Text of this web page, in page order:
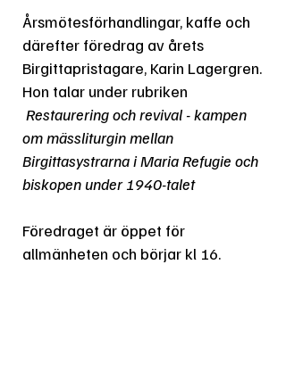
Årsmötesförhandlingar, kaffe och
därefter föredrag av årets
Birgittapristagare, Karin Lagergren.
Hon talar under rubriken
Restaurering och revival - kampen
om mässliturgin mellan
Birgittasystrarna i Maria Refugie och
biskopen under 1940-talet
Föredraget är öppet för
allmänheten och börjar kl 16.